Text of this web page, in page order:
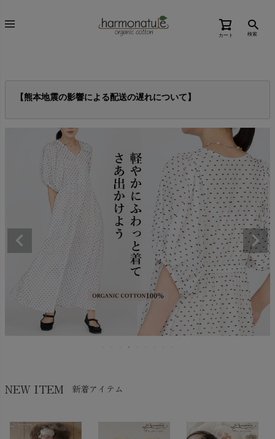
カート 検索
【熊本地震の影響による配送の遅れについて】
NEW ITEM 新着アイテム